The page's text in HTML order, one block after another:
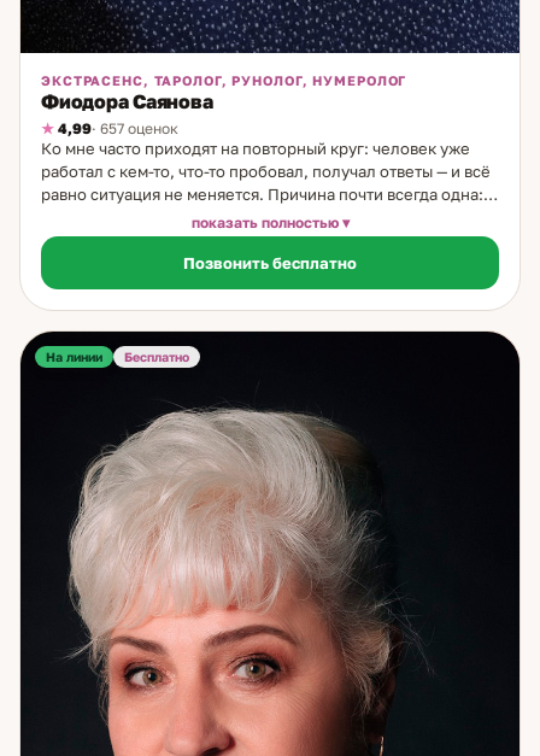
ЭКСТРАСЕНС, ТАРОЛОГ, РУНОЛОГ, НУМЕРОЛОГ
Фиодора Саянова
4,99· 657 оценок
Ко мне часто приходят на повторный круг: человек уже
работал с кем-то, что-то пробовал, получал ответы — и всё
равно ситуация не меняется. Причина почти всегда одна:
разбирали симптом, а не причину. Я работаю с причиной.
За 20 лет практики — с рождения в среде этих знаний, с
образованием психолога — я выстроила подход, в котором
несколько уровней диагностики работают вместе:
символический, числовой и психологический. Руны в
моей работе — это не гадание, а структурированный
анализ ситуации. Через них я смотрю на настоящее, на
близких, невидимые препятствия, неочевидные ресурсы.
Таро добавляет следующий слой — путь и развилки,
реальные варианты выбора и их последствия.
Нумерология — самый глубокий инструмент в моём
арсенале. Через дату рождения я вижу поведенческие
паттерны: то, как человек неосознанно строит отношения,
принимает решения, реагирует на трудности. Это не
судьба в смысле «задано навсегда» — это сценарий,
который можно осознать и изменить. Именно здесь чаще
всего находится корень того, что не работает годами. Я
помогаю с гармонией в отношениях и семейными
конфликтами, с рабочими и личными тупиками, с
очищением пространства и защитой. Работаю с
денежными потоками и состоянием внутреннего покоя.
Если вы чувствуете, что ходите по кругу — скорее всего,
мы ещё не добирались до настоящей причины. Давайте
показать полностью
Позвонить бесплатно
На линии Бесплатно